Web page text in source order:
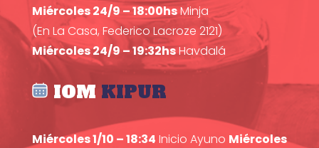
Miércoles 24/9 – 18:00hsMinja
(En La Casa, Federico Lacroze 2121)
Miércoles 24/9 – 19:32hsHavdalá
IOM KIPUR
Miércoles 1/10 – 18:34 Inicio Ayuno Miércoles